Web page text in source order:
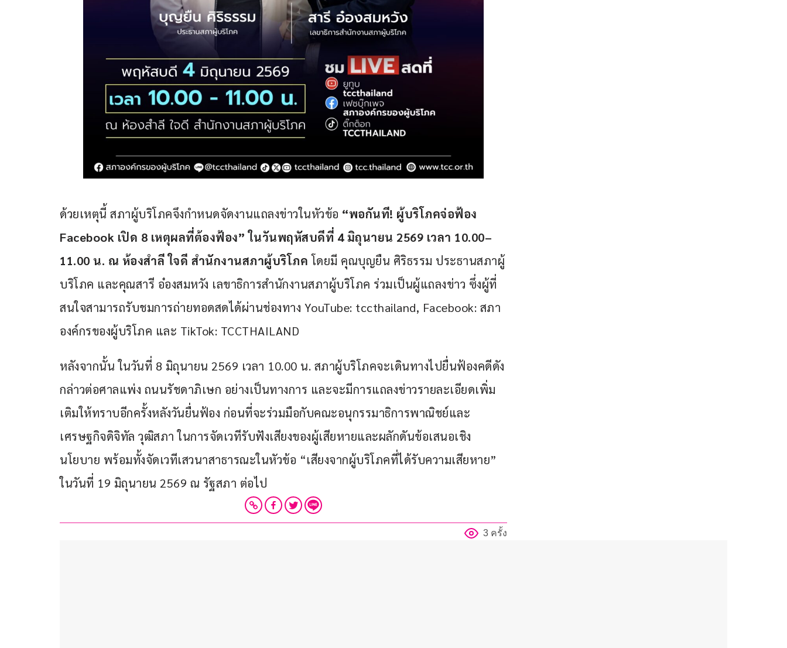
ด้วยเหตุนี้ สภาผู้บริโภคจึงกำหนดจัดงานแถลงข่าวในหัวข้อ “พอกันที! ผู้บริโภคจ่อฟ้อง
Facebook เปิด 8 เหตุผลที่ต้องฟ้อง” ในวันพฤหัสบดีที่ 4 มิถุนายน 2569 เวลา 10.00–
11.00 น. ณ ห้องสำลี ใจดี สำนักงานสภาผู้บริโภค โดยมี คุณบุญยืน ศิริธรรม ประธานสภาผู้
บริโภค และคุณสารี อ๋องสมหวัง เลขาธิการสำนักงานสภาผู้บริโภค ร่วมเป็นผู้แถลงข่าว ซึ่งผู้ที่
สนใจสามารถรับชมการถ่ายทอดสดได้ผ่านช่องทาง YouTube: tccthailand, Facebook: สภา
องค์กรของผู้บริโภค และ TikTok: TCCTHAILAND
หลังจากนั้น ในวันที่ 8 มิถุนายน 2569 เวลา 10.00 น. สภาผู้บริโภคจะเดินทางไปยื่นฟ้องคดีดัง
กล่าวต่อศาลแพ่ง ถนนรัชดาภิเษก อย่างเป็นทางการ และจะมีการแถลงข่าวรายละเอียดเพิ่ม
เติมให้ทราบอีกครั้งหลังวันยื่นฟ้อง ก่อนที่จะร่วมมือกับคณะอนุกรรมาธิการพาณิชย์และ
เศรษฐกิจดิจิทัล วุฒิสภา ในการจัดเวทีรับฟังเสียงของผู้เสียหายและผลักดันข้อเสนอเชิง
นโยบาย พร้อมทั้งจัดเวทีเสวนาสาธารณะในหัวข้อ “เสียงจากผู้บริโภคที่ได้รับความเสียหาย”
ในวันที่ 19 มิถุนายน 2569 ณ รัฐสภา ต่อไป
3 ครั้ง